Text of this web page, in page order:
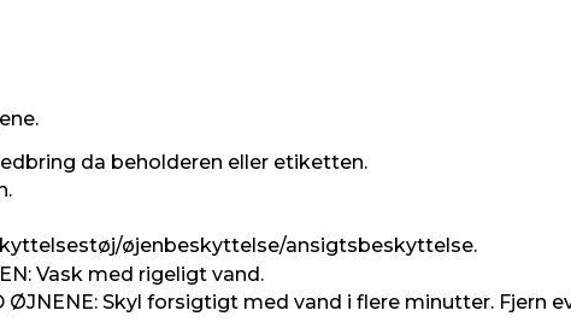
da beholderen eller etiketten.
øjenbeskyttelse/ansigtsbeskyttelse.
Vask med rigeligt vand.
ØJNENE: Skyl forsigtigt med vand i flere minutter. Fjern